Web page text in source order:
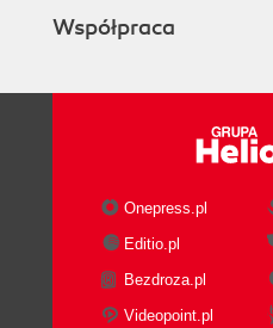
Współpraca
Onepress.pl
Editio.pl
Bezdroza.pl
Videopoint.pl